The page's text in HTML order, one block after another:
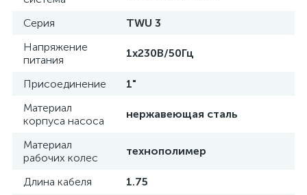
Серия
TWU 3
Напряжение
питания
1x230В/50Гц
Присоединение
1"
Материал
корпуса насоса
нержавеющая сталь
Материал
рабочих колес
технополимер
Длина кабеля
1.75